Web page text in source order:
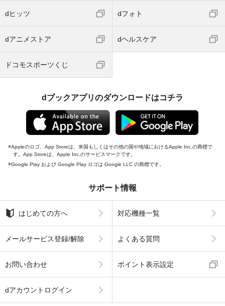
dヒッツ dフォト
dアニメストア dヘルスケア
ドコモスポーツくじ
dブックアプリのダウンロードはコチラ
Appleのロゴ、App Storeは、米国もしくはその他の国や地域におけるApple Inc.の商標で
す。App Storeは、Apple Inc.のサービスマークです。
Google Play および Google Play ロゴは Google LLC の商標です。
サポート情報
はじめての方へ 対応機種一覧
メールサービス登録/解除 よくある質問
お問い合わせ ポイント表示設定
dアカウントログイン